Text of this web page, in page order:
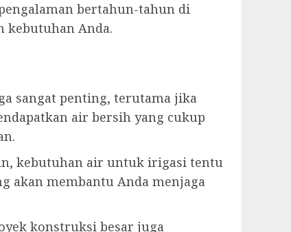
bertahun-tahun di
kebutuhan Anda.
sangat penting, terutama jika
air bersih yang cukup
kebutuhan air untuk irigasi tentu
akan membantu Anda menjaga
konstruksi besar juga